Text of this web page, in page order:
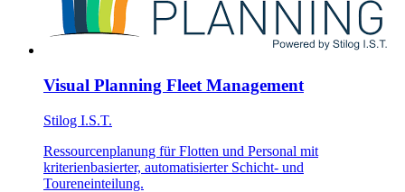
Visual Planning Fleet Management
Stilog I.S.T.
Ressourcenplanung für Flotten und Personal mit
kriterienbasierter, automatisierter Schicht- und
Toureneinteilung.